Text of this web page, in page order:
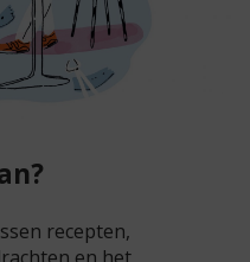
recepten,